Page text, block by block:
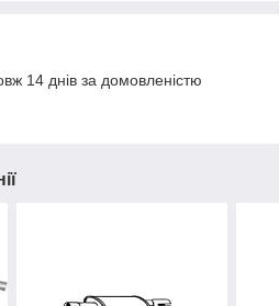
14 днів за домовленістю